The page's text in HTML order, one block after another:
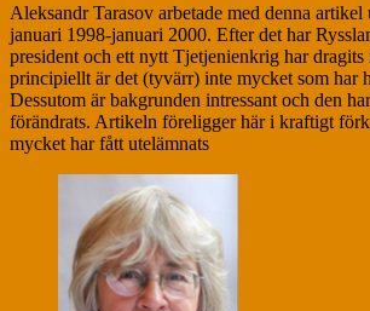
Aleksandr Tarasov arbetade med denna artikel
januari 1998-januari 2000. Efter det har
president och ett nytt Tjetjenienkrig har dragits
principiellt är det (tyvärr) inte mycket som har
Dessutom är bakgrunden intressant och den
förändrats. Artikeln föreligger här i kraftigt
mycket har fått utelämnats